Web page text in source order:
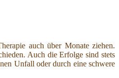
auch über Monate ziehen.
Auch die Erfolge sind stets
Unfall oder durch eine schwere